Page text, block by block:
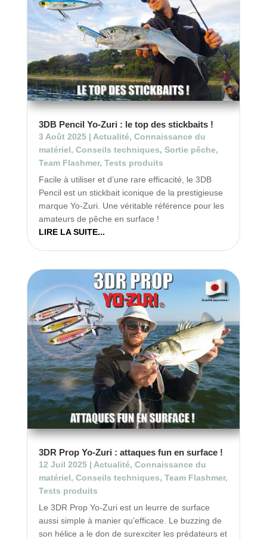
3DB Pencil Yo-Zuri : le top des stickbaits !
3 Août 2025| Actualité, Connaissance du
matériel, Conseils techniques, Sortie pêche,
Team Flashmer, Tests produits
Facile à utiliser et d’une rare efficacité, le 3DB
Pencil est un stickbait iconique de la prestigieuse
marque Yo-Zuri. Une véritable référence pour les
amateurs de pêche en surface !
LIRE LA SUITE...
3DR Prop Yo-Zuri : attaques fun en surface !
12 Juil 2025| Actualité, Connaissance du
matériel, Conseils techniques, Team Flashmer,
Tests produits
Le 3DR Prop Yo-Zuri est un leurre de surface
aussi simple à manier qu’efficace. Le buzzing de
son hélice a le don de surexciter les prédateurs et